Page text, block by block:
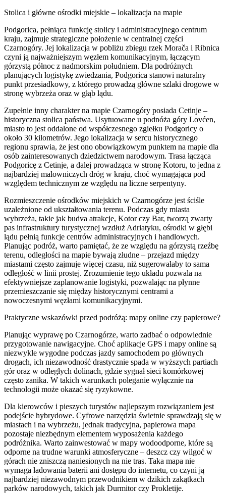
Stolica i główne ośrodki miejskie – lokalizacja na mapie
Podgorica, pełniąca funkcję stolicy i administracyjnego centrum
kraju, zajmuje strategiczne położenie w centralnej części
Czarnogóry. Jej lokalizacja w pobliżu zbiegu rzek Morača i Ribnica
czyni ją najważniejszym węzłem komunikacyjnym, łączącym
górzystą północ z nadmorskim południem. Dla podróżnych
planujących logistykę zwiedzania, Podgorica stanowi naturalny
punkt przesiadkowy, z którego prowadzą główne szlaki drogowe w
stronę wybrzeża oraz w głąb lądu.
Zupełnie inny charakter na mapie Czarnogóry posiada Cetinje –
historyczna stolica państwa. Usytuowane u podnóża góry Lovćen,
miasto to jest oddalone od współczesnego zgiełku Podgoricy o
około 30 kilometrów. Jego lokalizacja w sercu historycznego
regionu sprawia, że jest ono obowiązkowym punktem na mapie dla
osób zainteresowanych dziedzictwem narodowym. Trasa łącząca
Podgoricę z Cetinje, a dalej prowadząca w stronę Kotoru, to jedna z
najbardziej malowniczych dróg w kraju, choć wymagająca pod
względem technicznym ze względu na liczne serpentyny.
Rozmieszczenie ośrodków miejskich w Czarnogórze jest ściśle
uzależnione od ukształtowania terenu. Podczas gdy miasta
wybrzeża, takie jak budva atrakcje, Kotor czy Bar, tworzą zwarty
pas infrastruktury turystycznej wzdłuż Adriatyku, ośrodki w głębi
lądu pełnią funkcje centrów administracyjnych i handlowych.
Planując podróż, warto pamiętać, że ze względu na górzystą rzeźbę
terenu, odległości na mapie bywają złudne – przejazd między
miastami często zajmuje więcej czasu, niż sugerowałaby to sama
odległość w linii prostej. Zrozumienie tego układu pozwala na
efektywniejsze zaplanowanie logistyki, pozwalając na płynne
przemieszczanie się między historycznymi centrami a
nowoczesnymi węzłami komunikacyjnymi.
Praktyczne wskazówki przed podróżą: mapy online czy papierowe?
Planując wyprawę po Czarnogórze, warto zadbać o odpowiednie
przygotowanie nawigacyjne. Choć aplikacje GPS i mapy online są
niezwykle wygodne podczas jazdy samochodem po głównych
drogach, ich niezawodność drastycznie spada w wyższych partiach
gór oraz w odległych dolinach, gdzie sygnał sieci komórkowej
często zanika. W takich warunkach poleganie wyłącznie na
technologii może okazać się ryzykowne.
Dla kierowców i pieszych turystów najlepszym rozwiązaniem jest
podejście hybrydowe. Cyfrowe narzędzia świetnie sprawdzają się w
miastach i na wybrzeżu, jednak tradycyjna, papierowa mapa
pozostaje niezbędnym elementem wyposażenia każdego
podróżnika. Warto zainwestować w mapy wodoodporne, które są
odporne na trudne warunki atmosferyczne – deszcz czy wilgoć w
górach nie zniszczą naniesionych na nie tras. Taka mapa nie
wymaga ładowania baterii ani dostępu do internetu, co czyni ją
najbardziej niezawodnym przewodnikiem w dzikich zakątkach
parków narodowych, takich jak Durmitor czy Prokletije.